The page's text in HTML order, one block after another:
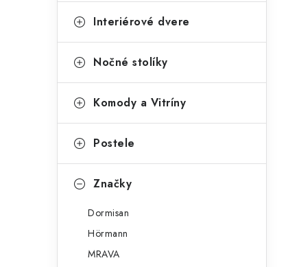
Interiérové dvere
Nočné stolíky
Komody a Vitríny
Postele
Značky
Dormisan
Hörmann
MRAVA